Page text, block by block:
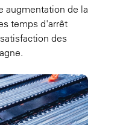
augmentation de la
temps d'arrêt
des